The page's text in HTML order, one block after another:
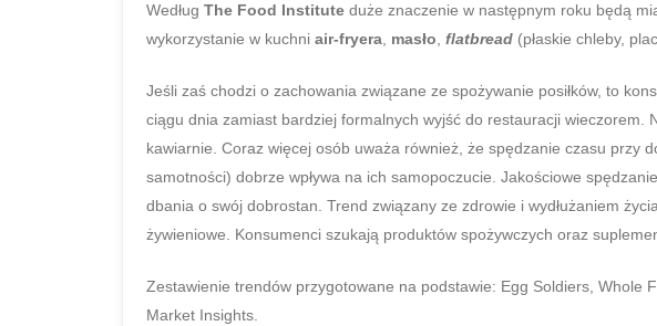
Według The Food Institute duże znaczenie w następnym roku będą
wykorzystanie w kuchni air-fryera, masło, flatbread (płaskie chleby,
Jeśli zaś chodzi o zachowania związane ze spożywanie posiłków, to
ciągu dnia zamiast bardziej formalnych wyjść do restauracji wieczorem.
kawiarnie. Coraz więcej osób uważa również, że spędzanie czasu przy
samotności) dobrze wpływa na ich samopoczucie. Jakościowe
dbania o swój dobrostan. Trend związany ze zdrowie i wydłużaniem
żywieniowe. Konsumenci szukają produktów spożywczych oraz
Zestawienie trendów przygotowane na podstawie: Egg Soldiers, Whole
Market Insights.